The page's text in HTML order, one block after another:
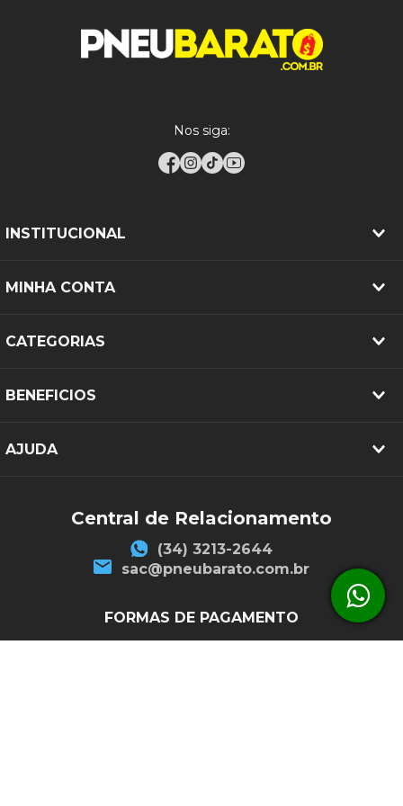
Para garantir desempenho e segurança, recomenda-
se realizar alinhamento da direção, balanceamento
das rodas, rodízio a cada 10.000 km, calibragem
Nos siga:
INSTITUCIONAL
MINHA CONTA
CATEGORIAS
BENEFICIOS
AJUDA
Central de Relacionamento
(34) 3213-2644
sac@pneubarato.com.br
FORMAS DE PAGAMENTO